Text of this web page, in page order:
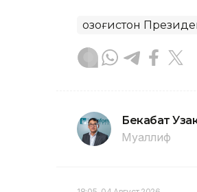
Қозоғистон
Бекабат
Муаллиф